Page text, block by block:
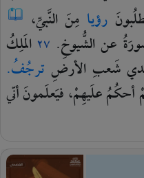
رؤيا مِنَالنَّبيِّ،
عنالشُّيوخِ. ٢٧ المَلِكُ
شَعبِ الأرضِ ترجُفُ.
أحكُمُعلَيهِمْ،فيَعلَمونَأنّي